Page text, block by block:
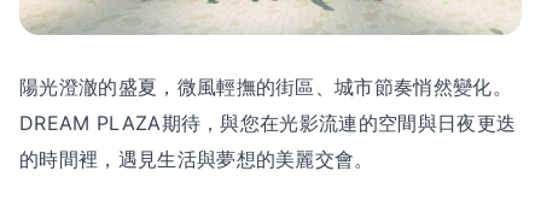
陽光澄澈的盛夏，微風輕撫的街區、城市節奏悄然變化。
DREAM PLAZA期待，與您在光影流連的空間與日夜更迭
的時間裡，遇見生活與夢想的美麗交會。